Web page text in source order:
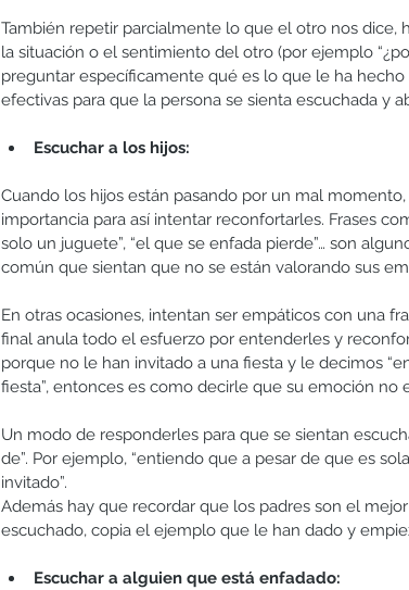
También repetir parcialmente lo que el otro nos
la situación o el sentimiento del otro (por ejemplo
preguntar específicamente qué es lo que le ha
efectivas para que la persona se sienta escuchada y
Escuchar a los hijos:
Cuando los hijos están pasando por un mal
importancia para así intentar reconfortarles. Frases
solo un juguete”, “el que se enfada pierde”… son
común que sientan que no se están valorando sus
En otras ocasiones, intentan ser empáticos con una
final anula todo el esfuerzo por entenderles y
porque no le han invitado a una fiesta y le decimos
fiesta”, entonces es como decirle que su emoción no
Un modo de responderles para que se sientan
de”. Por ejemplo, “entiendo que a pesar de que es
invitado”.
Además hay que recordar que los padres son el
escuchado, copia el ejemplo que le han dado y
Escuchar a alguien que está enfadado: